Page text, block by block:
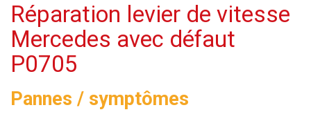
Réparation levier de vitesse
Mercedes avec défaut
P0705
Pannes / symptômes